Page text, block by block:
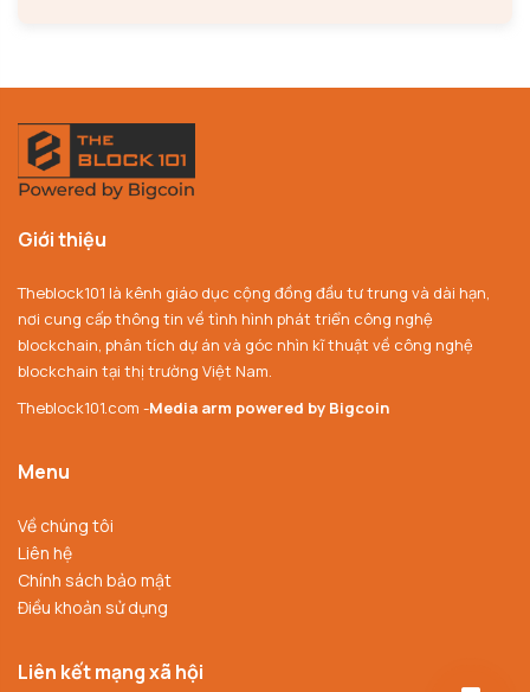
Giới thiệu
Theblock101 là kênh giáo dục cộng đồng đầu tư trung và dài hạn,
nơi cung cấp thông tin về tình hình phát triển công nghệ
blockchain, phân tích dự án và góc nhìn kĩ thuật về công nghệ
blockchain tại thị trường Việt Nam.
Theblock101.com -Media arm powered by Bigcoin
Menu
Về chúng tôi
Liên hệ
Chính sách bảo mật
Điều khoản sử dụng
Liên kết mạng xã hội